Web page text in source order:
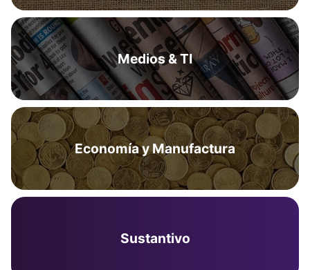
Medios & TI
Economía y Manufactura
Sustantivo